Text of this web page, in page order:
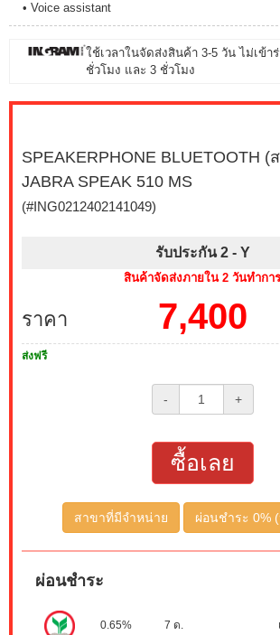
• Voice assistant
ใช้เวลาในจัดส่งสินค้า 3-5 วัน ไม่เข้า
ชั่วโมง และ 3 ชั่วโมง
SPEAKERPHONE BLUETOOTH (
JABRA SPEAK 510 MS
(#ING0212402141049)
รับประกัน 2 - Y
สินค้าจัดส่งภายใน 2 วันทำการ
ราคา 7,400
ส่งฟรี
- +
ซื้อเลย
สาขาที่มีจำหน่าย ผ่อนชำระ 0%
ผ่อนชำระ
0.65% 7 ด.